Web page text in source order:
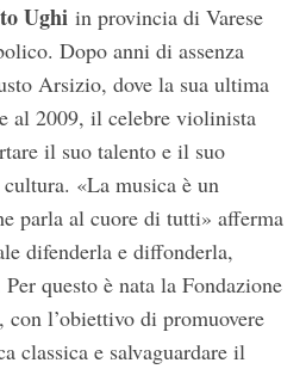
Ughiin provincia di Varese
Dopo anni di assenza
Arsizio, dove la sua ultima
al 2009, il celebre violinista
il suo talento e il suo
«La musica è un
parla al cuore di tutti» afferma
difenderla e diffonderla,
questo è nata la Fondazione
l’obiettivo di promuovere
classica e salvaguardare il